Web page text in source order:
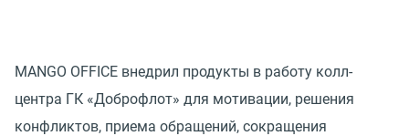
MANGO OFFICE внедрил продукты в работу колл-
центра ГК «Доброфлот» для мотивации, решения
конфликтов, приема обращений, сокращения